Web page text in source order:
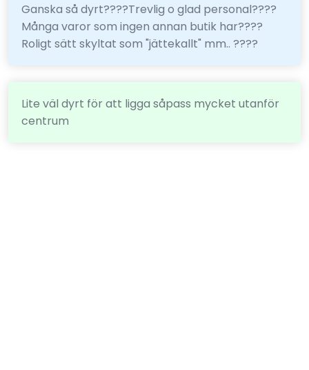
Ganska så dyrt????Trevlig o glad personal????
Många varor som ingen annan butik har????
Roligt sätt skyltat som "jättekallt" mm.. ????
Lite väl dyrt för att ligga såpass mycket utanför
centrum